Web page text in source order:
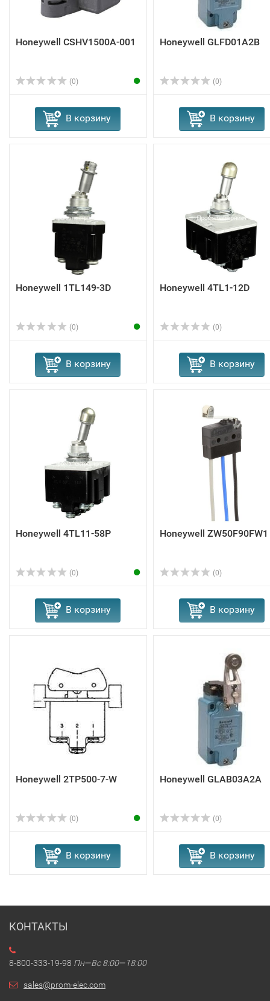
Honeywell CSHV1500A-001
(0)
В корзину
Honeywell GLFD01A2B
(0)
В корзину
Honeywell 1TL149-3D
(0)
В корзину
Honeywell 4TL1-12D
(0)
В корзину
Honeywell 4TL11-58P
(0)
В корзину
Honeywell ZW50F90FW1
(0)
В корзину
Honeywell 2TP500-7-W
(0)
В корзину
Honeywell GLAB03A2A
(0)
В корзину
КОНТАКТЫ
8-800-333-19-98 Пн—Вс 8:00—18:00
sales@prom-elec.com